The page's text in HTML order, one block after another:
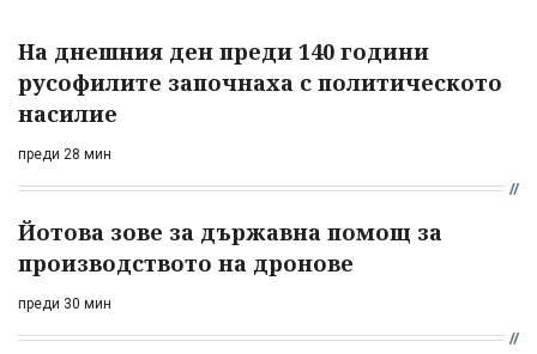
На днешния ден преди 140 години
русофилите започнаха с политическото
насилие
преди 28 мин
Йотова зове за държавна помощ за
производството на дронове
преди 30 мин